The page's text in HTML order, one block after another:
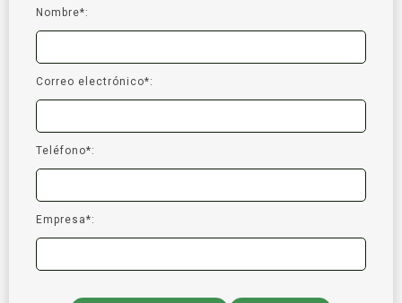
Nombre*:
Correo electrónico*:
Teléfono*:
Empresa*: